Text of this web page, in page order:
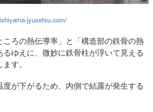
jyusetsu.com/
ころの熱伝導率」と「構造部の鉄骨の熱
ゆえに、微妙に鉄骨柱が浮いて見える
す。
が下がるため、内側で結露が発生する